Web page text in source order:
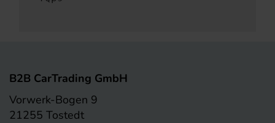
B2B CarTrading GmbH
Vorwerk-Bogen 9
21255 Tostedt